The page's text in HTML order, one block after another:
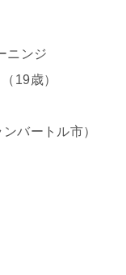
ニンジ
19歳）
バートル市）